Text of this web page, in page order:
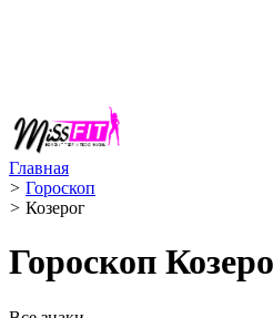
Главная
> Гороскоп
> Козерог ️
Гороскоп